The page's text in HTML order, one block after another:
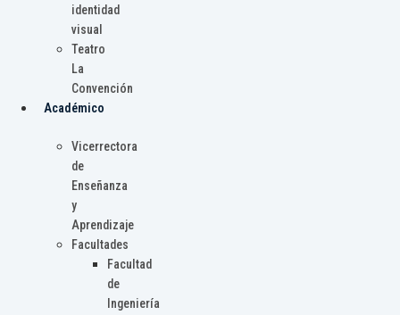
identidad
visual
Teatro
La
Convención
Académico
Vicerrectora
de
Enseñanza
y
Aprendizaje
Facultades
Facultad
de
Ingeniería